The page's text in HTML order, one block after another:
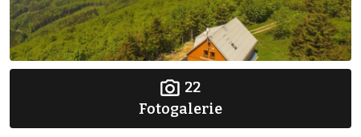
22
Fotogalerie